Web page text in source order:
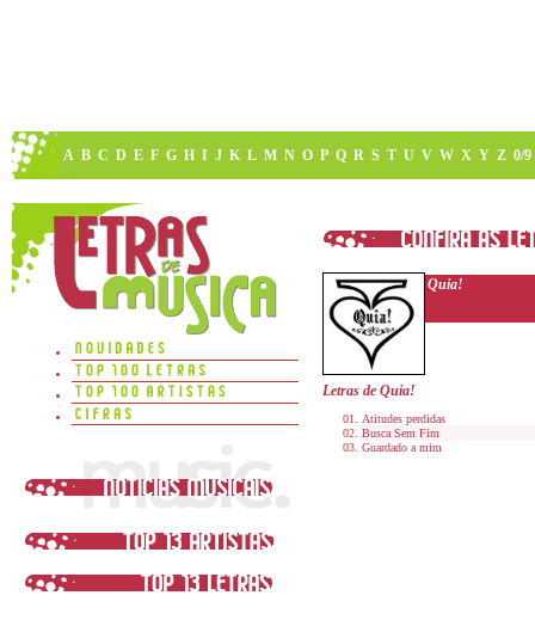
A B C D E F G H I J K L M N O P Q R S T U V W X Y Z 0/9
Quia!
Letras de Quia!
Atitudes perdidas
Busca Sem Fim
Guardado a mim